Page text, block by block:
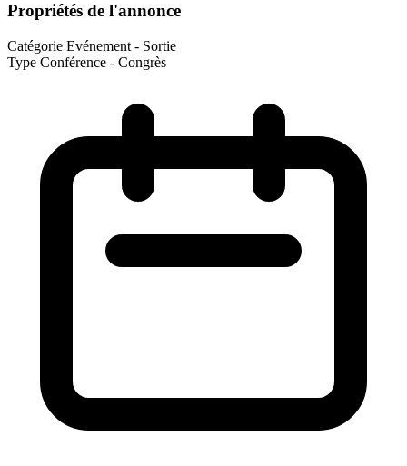
Propriétés de l'annonce
Catégorie Evénement - Sortie
Type Conférence - Congrès